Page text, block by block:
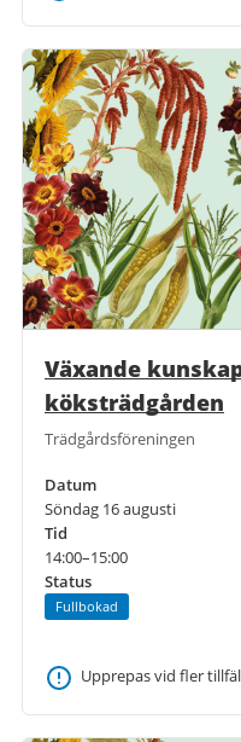
Växande
köksträdgården
Trädgårdsföreningen
Datum
Söndag 16 augusti
Tid
14:00–15:00
Status
Fullbokad
Upprepas vid fler